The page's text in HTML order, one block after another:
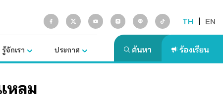
TH | EN
รู้จักเรา ประกาศ
หลม